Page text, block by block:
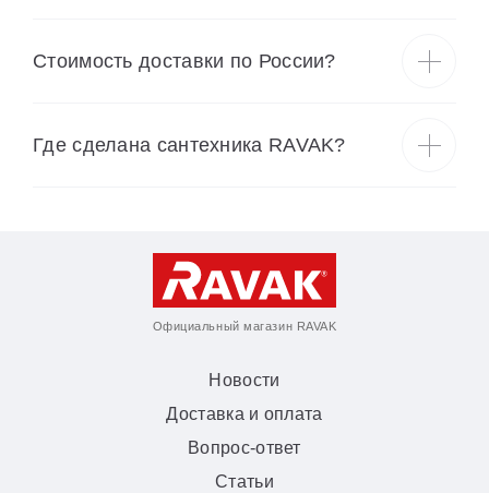
Cтоимость доставки по России?
Где сделана сантехника RAVAK?
Официальный магазин RAVAK
Новости
Доставка и оплата
Вопрос-ответ
Статьи